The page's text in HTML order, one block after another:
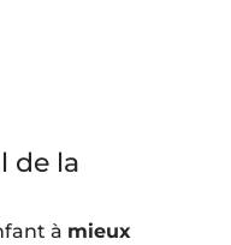
de la
à mieux